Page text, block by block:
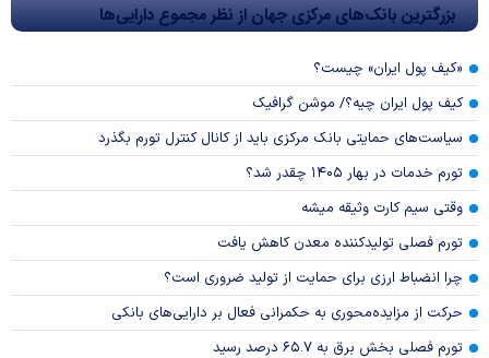
بزرگترین بانک‌های مرکزی جهان از نظر مجموع دارایی‌ها
«کیف پول ایران» چیست؟
کیف پول ایران چیه؟/ موشن گرافیک
سیاست‌های حمایتی بانک مرکزی باید از کانال کنترل تورم بگذرد
تورم خدمات در بهار ۱۴۰۵ چقدر شد؟
وقتی سیم کارت وثیقه میشه
تورم فصلی تولیدکننده معدن کاهش یافت
چرا انضباط ارزی برای حمایت از تولید ضروری است؟
حرکت از مزایده‌محوری به حکمرانی فعال بر دارایی‌های بانکی
تورم فصلی بخش برق به ۶۵.۷ درصد رسید